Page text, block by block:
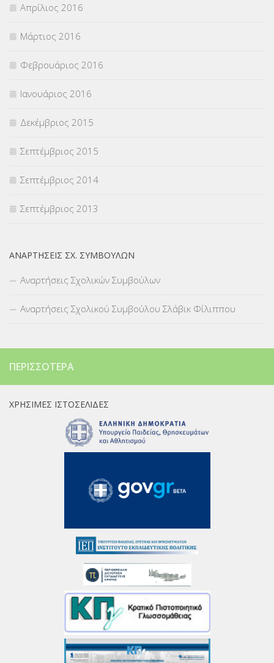
Απρίλιος 2016
Μάρτιος 2016
Φεβρουάριος 2016
Ιανουάριος 2016
Δεκέμβριος 2015
Σεπτέμβριος 2015
Σεπτέμβριος 2014
Σεπτέμβριος 2013
ΑΝΑΡΤΉΣΕΙΣ ΣΧ. ΣΥΜΒΟΎΛΩΝ
Αναρτήσεις Σχολικών Συμβούλων
Αναρτήσεις Σχολικού Συμβούλου Σλάβικ Φίλιππου
ΠΕΡΙΣΣΌΤΕΡΑ
ΧΡΉΣΙΜΕΣ ΙΣΤΟΣΕΛΊΔΕΣ